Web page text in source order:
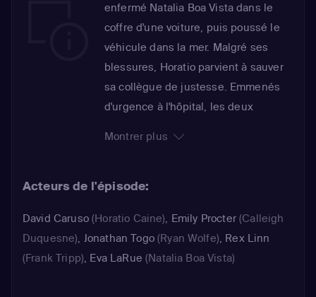
enfermé Natalia Boa Vista dans le
coffre d'une voiture, puis poussé le
véhicule dans la mer. Malgré ses
blessures, Horatio parvient à sauver
sa collègue de justesse. Emmenés
d'urgence à l'hôpital, les deux
de se soigner et quittent
lancer à la recherche du tireur. Les
Randy North est le seul capable de
leur indiquer où se trouve le tueur en
série Jack Toller. Mais ils doivent faire
Montrer plus
Acteurs de l'épisode:
David Caruso(Horatio Caine), Emily Procter(Calleigh
Duquesne), Jonathan Togo(Ryan Wolfe), Rex Linn
(Frank Tripp), Eva LaRue (Natalia Boa Vista)